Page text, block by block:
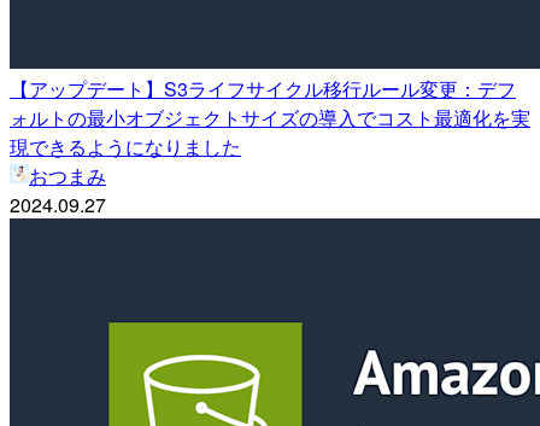
【アップデート】S3ライフサイクル移行ルール変更：デフ
ォルトの最小オブジェクトサイズの導入でコスト最適化を実
現できるようになりました
おつまみ
2024.09.27